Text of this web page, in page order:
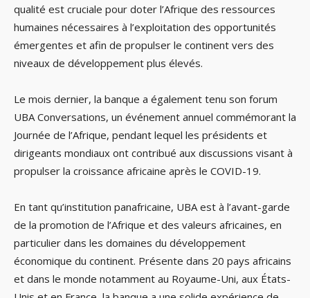
qualité est cruciale pour doter l’Afrique des ressources
humaines nécessaires à l’exploitation des opportunités
émergentes et afin de propulser le continent vers des
niveaux de développement plus élevés.
Le mois dernier, la banque a également tenu son forum
UBA Conversations, un événement annuel commémorant la
Journée de l’Afrique, pendant lequel les présidents et
dirigeants mondiaux ont contribué aux discussions visant à
propulser la croissance africaine après le COVID-19.
En tant qu’institution panafricaine, UBA est à l’avant-garde
de la promotion de l’Afrique et des valeurs africaines, en
particulier dans les domaines du développement
économique du continent. Présente dans 20 pays africains
et dans le monde notamment au Royaume-Uni, aux États-